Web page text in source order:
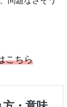
こちら